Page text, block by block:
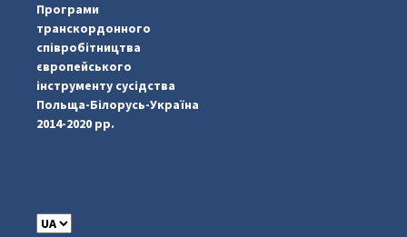
Програми
транскордонного
співробітництва
європейського
інструменту сусідства
Польща-Білорусь-Україна
2014-2020 рр.
C